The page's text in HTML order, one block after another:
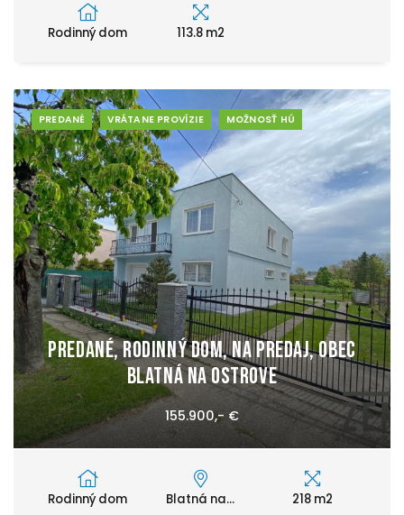
Rodinný dom 113.8 m2
PREDANÉ VRÁTANE PROVÍZIE MOŽNOSŤ HÚ
PREDANÉ, Rodinný dom, na predaj, obec
Blatná na Ostrove
155.900,- €
Rodinný dom Blatná na... 218 m2